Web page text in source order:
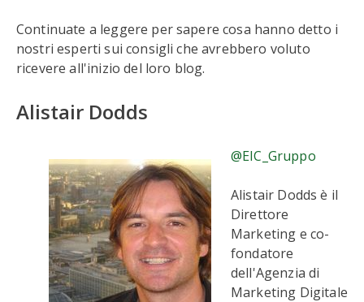
Continuate a leggere per sapere cosa hanno detto i
nostri esperti sui consigli che avrebbero voluto
ricevere all'inizio del loro blog.
Alistair Dodds
@EIC_Gruppo
Alistair Dodds è il
Direttore
Marketing e co-
fondatore
dell'Agenzia di
Marketing Digitale